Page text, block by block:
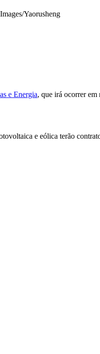
Yaorusheng
e Energia, que irá ocorrer
e eólica terão